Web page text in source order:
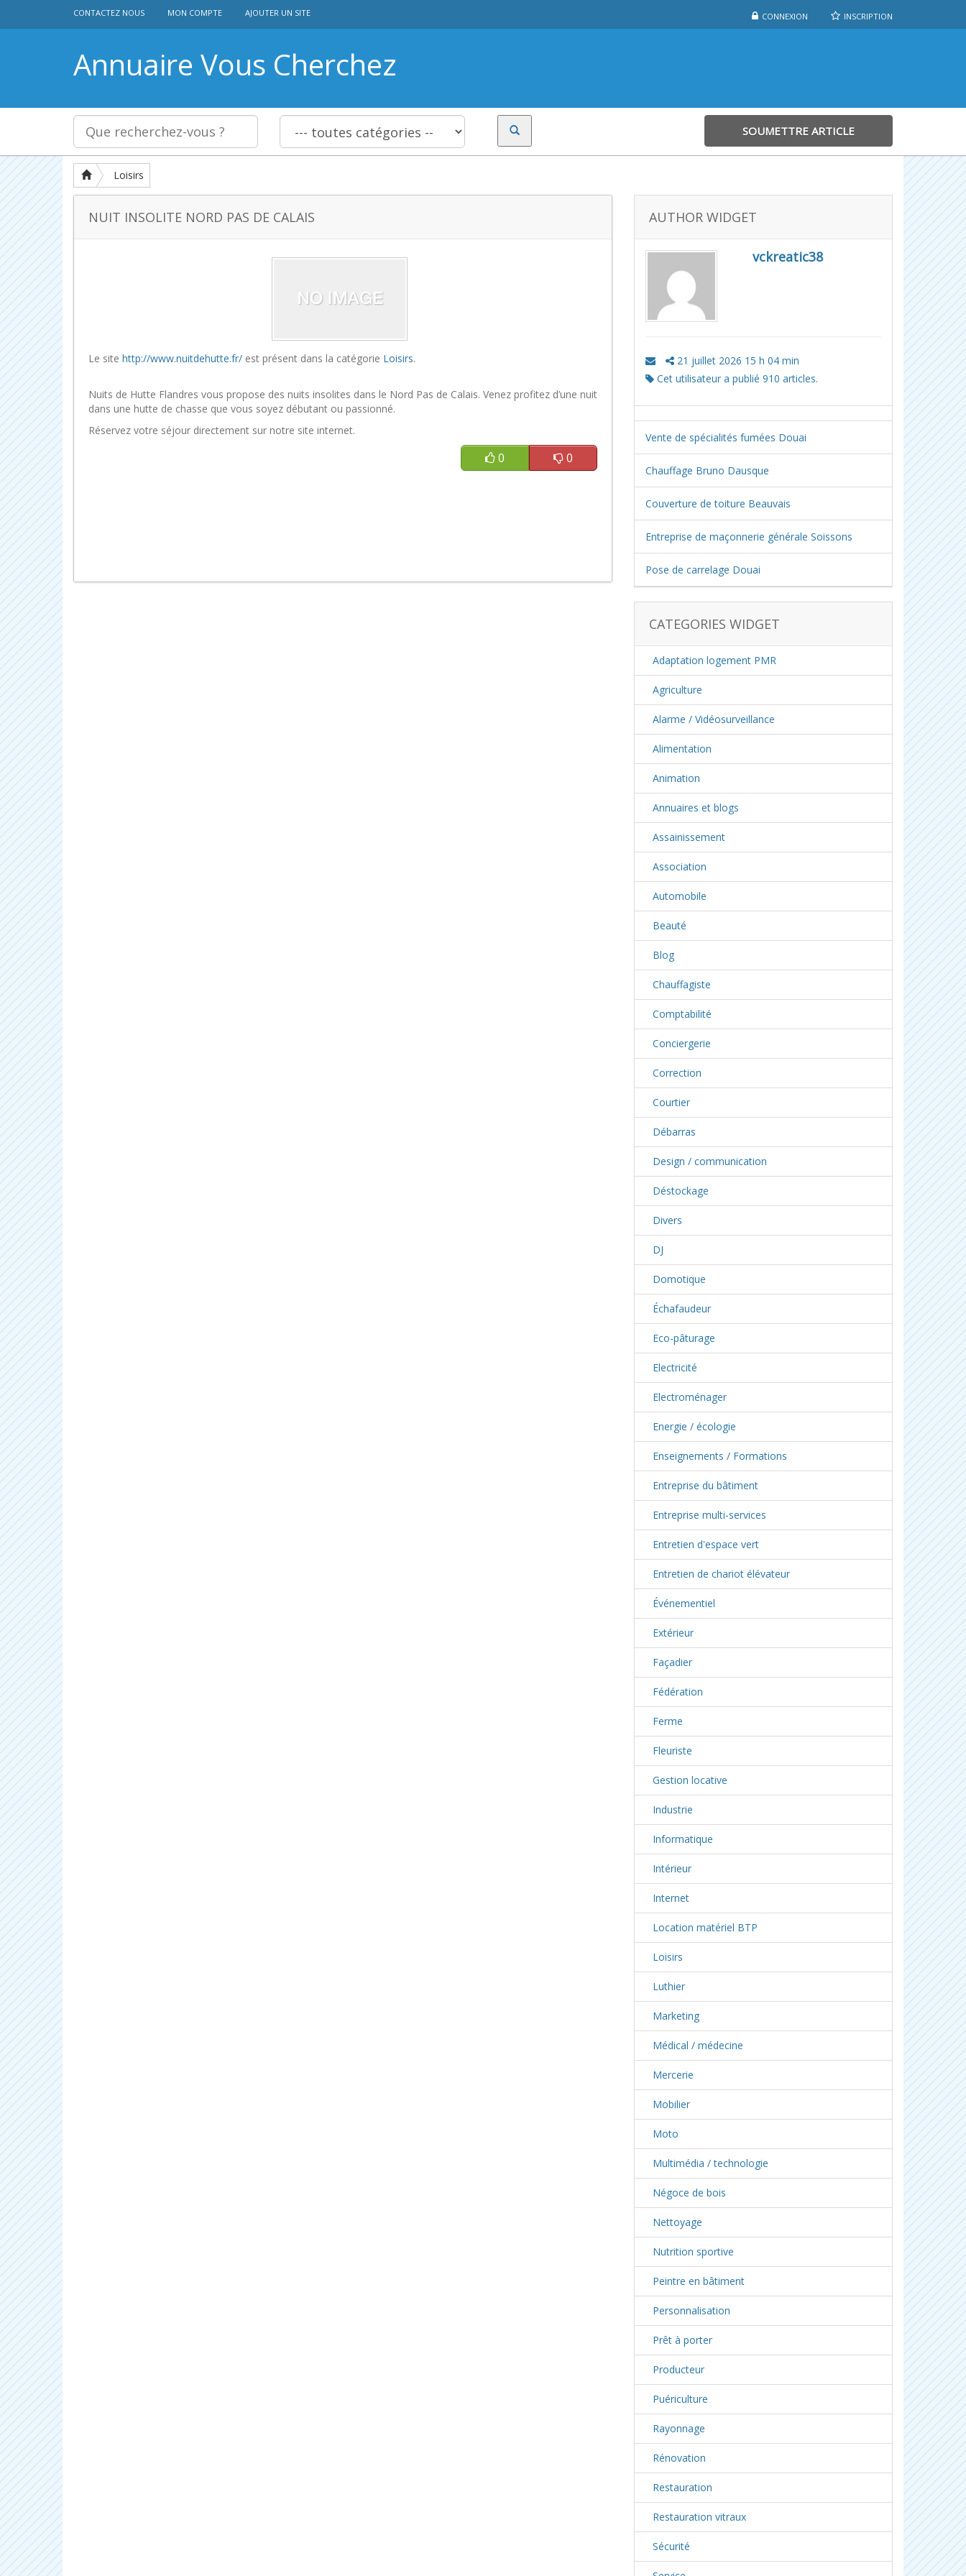
CONNEXION INSCRIPTION
CONTACTEZ NOUS MON COMPTE AJOUTER UN SITE
Annuaire Vous Cherchez
SOUMETTRE ARTICLE
Loisirs
NUIT INSOLITE NORD PAS DE CALAIS
Le site http://www.nuitdehutte.fr/ est présent dans la catégorie Loisirs.
Nuits de Hutte Flandres vous propose des nuits insolites dans le Nord Pas de Calais. Venez profitez d’une nuit
dans une hutte de chasse que vous soyez débutant ou passionné.
Réservez votre séjour directement sur notre site internet.
0 0
AUTHOR WIDGET
vckreatic38
21 juillet 2026 15 h 04 min
Cet utilisateur a publié 910 articles.
Vente de spécialités fumées Douai
Chauffage Bruno Dausque
Couverture de toiture Beauvais
Entreprise de maçonnerie générale Soissons
Pose de carrelage Douai
CATEGORIES WIDGET
Adaptation logement PMR
Agriculture
Alarme / Vidéosurveillance
Alimentation
Animation
Annuaires et blogs
Assainissement
Association
Automobile
Beauté
Blog
Chauffagiste
Comptabilité
Conciergerie
Correction
Courtier
Débarras
Design / communication
Déstockage
Divers
DJ
Domotique
Échafaudeur
Eco-pâturage
Electricité
Electroménager
Energie / écologie
Enseignements / Formations
Entreprise du bâtiment
Entreprise multi-services
Entretien d'espace vert
Entretien de chariot élévateur
Événementiel
Extérieur
Façadier
Fédération
Ferme
Fleuriste
Gestion locative
Industrie
Informatique
Intérieur
Internet
Location matériel BTP
Loisirs
Luthier
Marketing
Médical / médecine
Mercerie
Mobilier
Moto
Multimédia / technologie
Négoce de bois
Nettoyage
Nutrition sportive
Peintre en bâtiment
Personnalisation
Prêt à porter
Producteur
Puériculture
Rayonnage
Rénovation
Restauration
Restauration vitraux
Sécurité